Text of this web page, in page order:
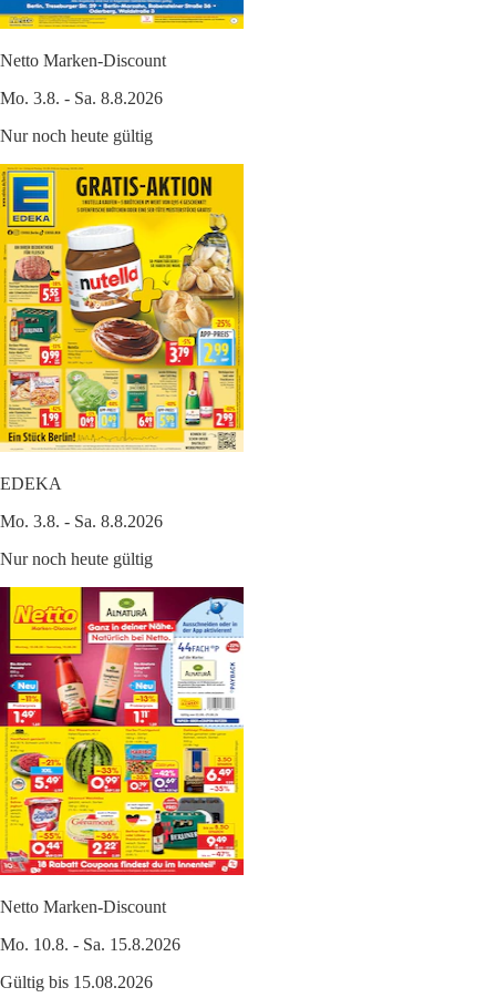
Netto Marken-Discount
Mo. 3.8. - Sa. 8.8.2026
Nur noch heute gültig
EDEKA
Mo. 3.8. - Sa. 8.8.2026
Nur noch heute gültig
Netto Marken-Discount
Mo. 10.8. - Sa. 15.8.2026
Gültig bis 15.08.2026